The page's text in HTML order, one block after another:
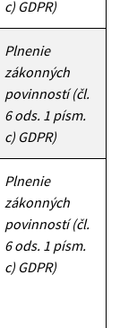
c) GDPR)
Plnenie
zákonných
povinností (čl.
6 ods. 1 písm.
c) GDPR)
Plnenie
zákonných
povinností (čl.
6 ods. 1 písm.
c) GDPR)